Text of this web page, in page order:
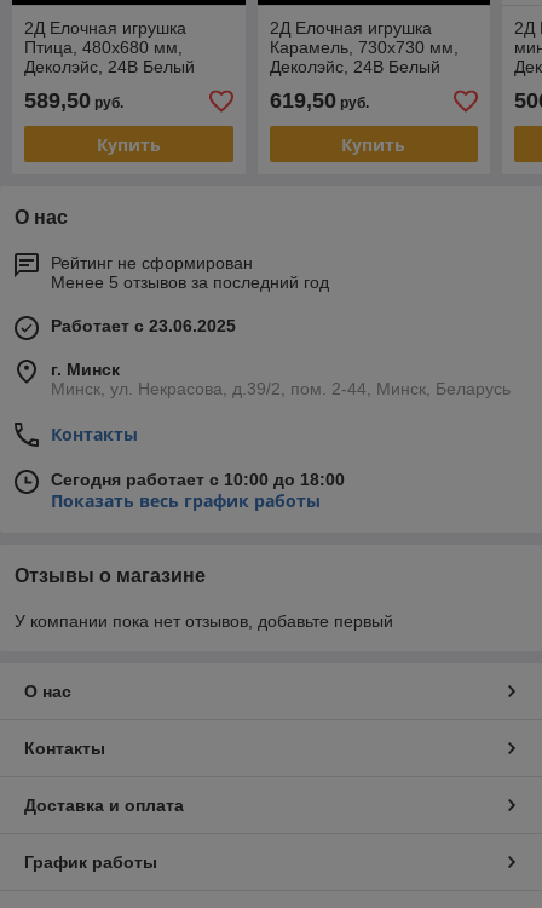
2Д Елочная игрушка
Птица, 480х680 мм,
Деколэйс, 24В Белый
589,50 руб.
Купить
2Д Елочная игрушка
Карамель, 730х730 мм,
Деколэйс, 24В Белый
619,50руб.
Купить
2Д
О нас
Рейтинг не сформирован
Менее 5 отзывов за последний год
Работает с 23.06.2025
г. Минск
Минск, ул. Некрасова, д.39/2, пом. 2-44, Минск, Беларусь
Контакты
Сегодня работает с 10:00 до 18:00
Показать весь график работы
Отзывы о магазине
У компании пока нет отзывов, добавьте первый
О нас
Контакты
Доставка и оплата
График работы